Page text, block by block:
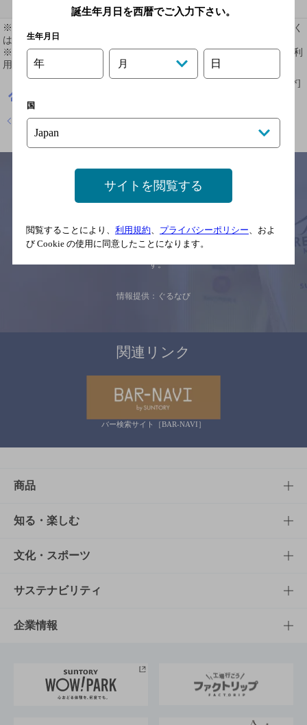
※ 掲載されている情報は最新の内容と異なる場合があります。詳しく
はお店にお問い合わせください。
※ 掲載されているリンク等の外部コンテンツはお客様のご判断でご利
用ください。
[情報提供：ぐるなび]
店舗トップに戻る
※それぞれのお店のメニューや営業時間などの掲載情報については、
予告なしに変更されることがありますので、
す。
情報提供：ぐるなび
関連リンク
バー検索サイト［BAR-NAVI］
商品
商品TOP
商品一覧
商品発売情報
栄養成分一覧
知る・楽しむ
知る・楽しむTOP
キャンペーン
工場見学
地域情報
文化・スポーツ
文化・スポーツTOP
サントリーホール
サントリーサンバーズ大阪
サステナビリティ
サステナビリティTOP
サントリーが考えるサステナビリティ経営
企業情報
企業概要
誕生年月日を西暦でご入力下さい。
生年月日
年 月 日
国
サイトを閲覧する
閲覧することにより、 利用規約 プライバシーポリシー 、およ
び Cookie の使用に同意したことになります。